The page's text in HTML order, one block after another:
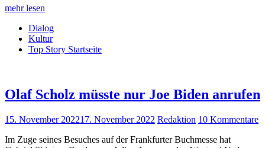
mehr lesen
Dialog
Kultur
Top Story Startseite
Olaf Scholz müsste nur Joe Biden anrufen
15. November 202217. November 2022 Redaktion 10 Kommentare
Im Zuge seines Besuches auf der Frankfurter Buchmesse hat